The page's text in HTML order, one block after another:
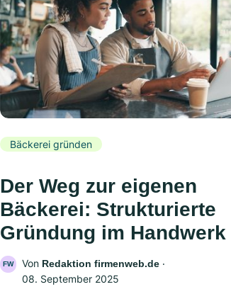
Bäckerei gründen
Der Weg zur eigenen
Bäckerei: Strukturierte
Gründung im Handwerk
FW Von Redaktion firmenweb.de‧
08. September 2025